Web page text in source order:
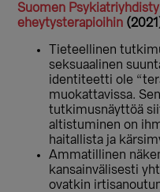
Suomen
eheytysterapioihin
Tieteellinen
seksuaalinen
identiteetti ole
muokattavissa.
tutkimusnäyttöä
altistuminen on
haitallista ja
Ammatillinen
kansainvälisesti
ovatkin